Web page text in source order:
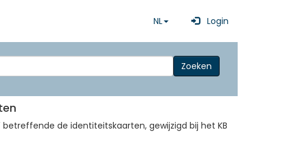
NL Login
Zoeken
de identiteitskaarten, gewijzigd bij het KB